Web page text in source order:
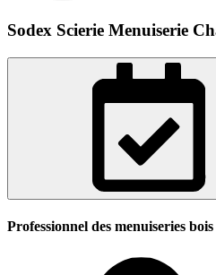
Sodex Scierie Menuiserie
Professionnel des menuiseries